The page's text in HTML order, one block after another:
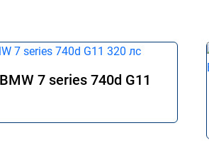
7 series 740d G11